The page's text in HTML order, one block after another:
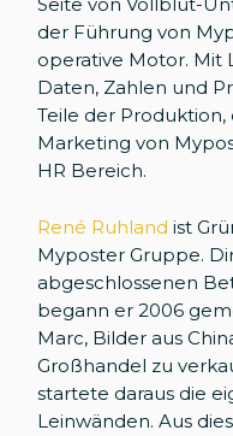
Seite von Vollblut-
der Führung von
operative Motor. Mit
Daten, Zahlen und
Teile der
Marketing von
HR Bereich.
René Ruhland ist
Myposter Gruppe.
abgeschlossenen
begann er 2006
Marc, Bilder aus
Großhandel zu
startete daraus die
Leinwänden. Aus